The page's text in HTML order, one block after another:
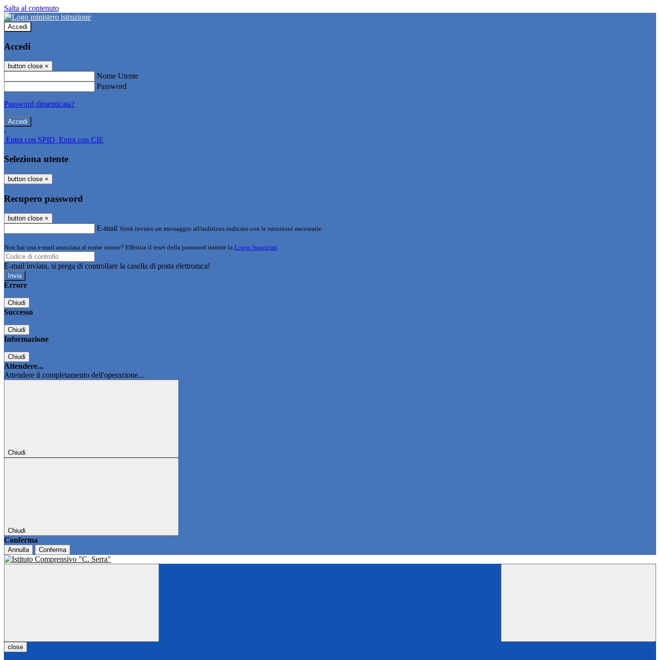
Salta al contenuto
Accedi
Accedi
button close ×
Nome Utente
Password
Password dimenticata?
-
Entra con SPID Entra con CIE
Seleziona utente
button close ×
Recupero password
button close ×
E-mail Verrà inviato un messaggio all'indirizzo indicato con le istruzioni necessarie.
Non hai una e-mail associata al nome utente? Effettua il reset della password tramite la Login Spaggiari
E-mail inviata, si prega di controllare la casella di posta elettronica!
Errore
Chiudi
Successo
Chiudi
Informazione
Chiudi
Attendere...
Attendere il completamento dell'operazione...
Chiudi
Chiudi
Conferma
Annulla Conferma
close